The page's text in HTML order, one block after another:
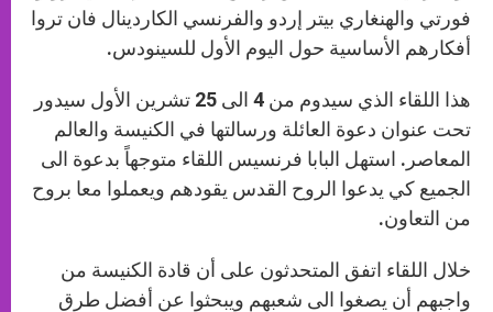
فورتي والهنغاري بيتر إردو والفرنسي الكاردينال فان تروا
أفكارهم الأساسية حول اليوم الأول للسينودس.
هذا اللقاء الذي سيدوم من 4 الى 25 تشرين الأول سيدور
تحت عنوان دعوة العائلة ورسالتها في الكنيسة والعالم
المعاصر. استهل البابا فرنسيس اللقاء متوجهاً بدعوة الى
الجميع كي يدعوا الروح القدس يقودهم ويعملوا معا بروح
من التعاون.
خلال اللقاء اتفق المتحدثون على أن قادة الكنيسة من
واجبهم أن يصغوا الى شعبهم ويبحثوا عن أفضل طرق